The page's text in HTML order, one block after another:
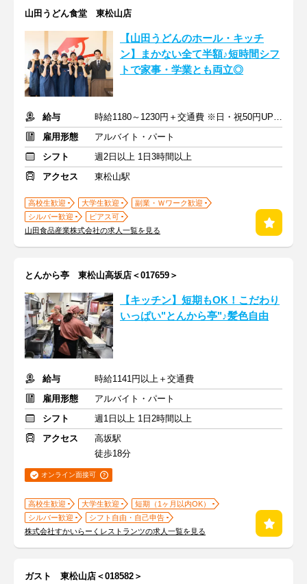
山田うどん食堂 東松山店
【山田うどんのホール・キッチ
ン】まかない全て半額♪短時間シフ
トで家事・学業とも両立◎
給与
時給1180～1230円＋交通費 ※日・祝50円UP(9:00～21:30)
雇用形態
アルバイト・パート
シフト
週2日以上 1日3時間以上
アクセス
東松山駅
高校生歓迎 大学生歓迎
副業・Ｗワーク歓迎
シルバー歓迎
ピアス可
山田食品産業株式会社の求人一覧を見る
とんから亭 東松山高坂店＜017659＞
【キッチン】短期もOK！こだわり
いっぱい"とんから亭"♪髪色自由
給与
時給1141円以上＋交通費
雇用形態
アルバイト・パート
シフト
週1日以上 1日2時間以上
アクセス
高坂駅
徒歩18分
オンライン面接可
高校生歓迎 大学生歓迎
短期（1ヶ月以内OK）
シルバー歓迎
シフト自由・自己申告
株式会社すかいらーくレストランツの求人一覧を見る
ガスト 東松山店＜018582＞